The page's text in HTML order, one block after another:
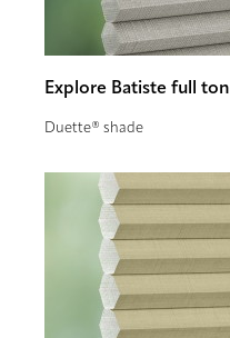
Explore Batiste full
Duette® shade